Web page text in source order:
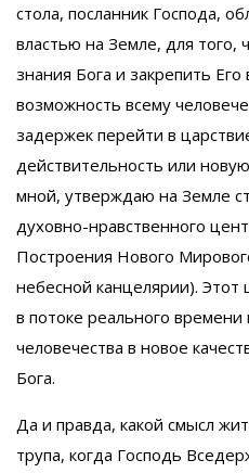
стола, посланник Господа,
властью на Земле, для того,
знания Бога и закрепить
возможность всему
задержек перейти в
действительность или
мной, утверждаю на Земле
духовно-нравственного
Построения Нового
небесной канцелярии).
в потоке реального времени
человечества в новое
Бога.
Да и правда, какой смысл
трупа, когда Господь